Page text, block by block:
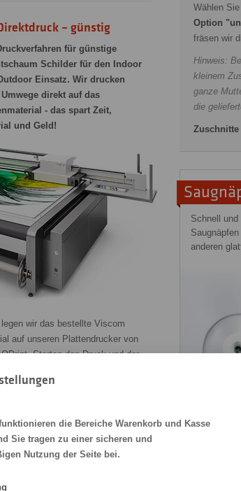
– günstig
für günstige
Schilder für den Indoor
Einsatz. Wir drucken
direkt auf das
- das spart Zeit,
und Geld!
legen wir das bestellte Viscom
auf unseren Plattendrucker von
Starten den Druck und der
sich über die Viscom Sign
und UV-beständig
Wählen
Option
fräsen wir
Hinweis:
kleinem
ganze
die
Schnell
anderen
Alu-
Der
die Bereiche Warenkorb und Kasse
Sie tragen zu einer sicheren und
Nutzung der Seite bei.